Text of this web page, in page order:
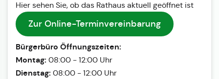
Hier sehen Sie, ob das Rathaus aktuell geöffnet ist
Zur Online-Terminvereinbarung
Bürgerbüro Öffnungszeiten:
Montag: 08:00 - 12:00 Uhr
Dienstag: 08:00 - 12:00 Uhr